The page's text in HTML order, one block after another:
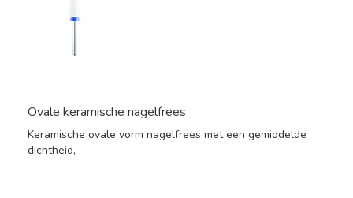
Ovale keramische nagelfrees
Keramische ovale vorm nagelfrees met een gemiddelde
dichtheid,